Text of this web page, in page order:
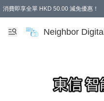
消費即享全單 HKD 50.00 減免優惠！
Neighbor Digital